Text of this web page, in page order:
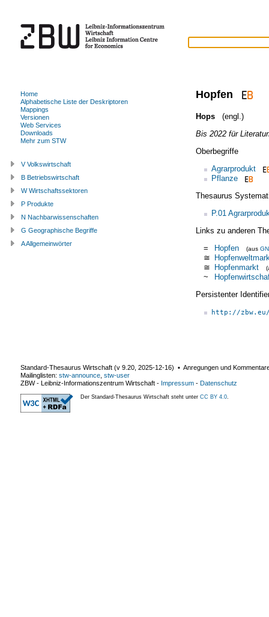
Hopfen
Hops
(engl.)
Bis 2022 für
Oberbegriffe
Agrarprodukt
Pflanze
Thesaurus
P.01
Links zu anderen
=
Hopfen (aus
≅
≅ Hopfenmarkt
~
Persistenter
http://
Home
Alphabetische Liste der Deskriptoren
Mappings
Versionen
Web Services
Downloads
Mehr zum STW
V Volkswirtschaft
B Betriebswirtschaft
W Wirtschaftssektoren
P Produkte
N Nachbarwissenschaften
G Geographische Begriffe
A Allgemeinwörter
Standard-Thesaurus Wirtschaft (v 9.20 2025-12-16) ▪ Anregungen und
Mailinglisten: stw-announce stw-user
ZBW - Leibniz-Informationszentrum Wirtschaft - Impressum - Datenschutz
Der Standard-Thesaurus Wirtschaft steht unter CC BY 4.0